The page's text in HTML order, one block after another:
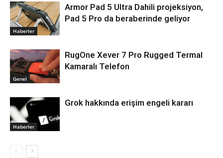
Haberler
Armor Pad 5 Ultra Dahili projeksiyon,
Pad 5 Pro da beraberinde geliyor
Genel
RugOne Xever 7 Pro Rugged Termal
Kamaralı Telefon
Haberler
Grok hakkında erişim engeli kararı